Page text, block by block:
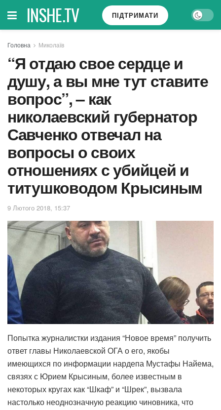
INSHE.TV ПІДТРИМАТИ
Головна Миколаїв
“Я отдаю свое сердце и
душу, а вы мне тут ставите
вопрос”, – как
николаевский губернатор
Савченко отвечал на
вопросы о своих
отношениях с убийцей и
титушководом Крысиным
9 Лютого 2018, 15:37
Попытка журналистки издания “Новое время” получить
ответ главы Николаевской ОГА о его, якобы
имеющихся по информации нардепа Мустафы Найема,
связях с Юрием Крысиным, более известным в
некоторых кругах как “Шкаф” и “Шрек”, вызвала
настолько неоднозначную реакцию чиновника, что